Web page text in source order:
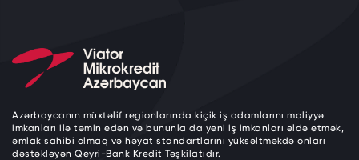
Azərbaycanın müxtəlif regionlarında kiçik iş adamlarını maliyyə
imkanları ilə təmin edən və bununla da yeni iş imkanları əldə etmək,
əmlak sahibi olmaq və həyat standartlarını yüksəltməkdə onları
dəstəkləyən Qeyri-Bank Kredit Təşkilatıdır.